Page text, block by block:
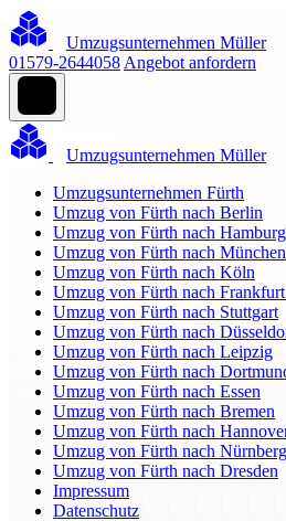
Umzugsunternehmen Müller
01579-2644058 Angebot anfordern
Umzugsunternehmen Müller
Umzugsunternehmen Fürth
Umzug von Fürth nach Berlin
Umzug von Fürth nach Hamburg
Umzug von Fürth nach München
Umzug von Fürth nach Köln
Umzug von Fürth nach
Umzug von Fürth nach Stuttgart
Umzug von Fürth nach
Umzug von Fürth nach Leipzig
Umzug von Fürth nach
Umzug von Fürth nach Essen
Umzug von Fürth nach Bremen
Umzug von Fürth nach
Umzug von Fürth nach Nürnberg
Umzug von Fürth nach Dresden
Impressum
Datenschutz